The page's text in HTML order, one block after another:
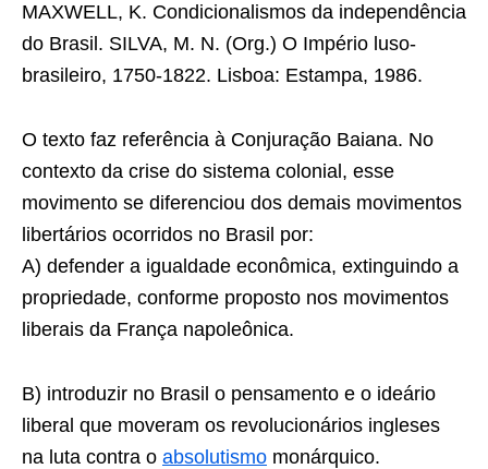
MAXWELL, K. Condicionalismos da independência
do Brasil. SILVA, M. N. (Org.) O Império luso-
brasileiro, 1750-1822. Lisboa: Estampa, 1986.
O texto faz referência à Conjuração Baiana. No
contexto da crise do sistema colonial, esse
movimento se diferenciou dos demais movimentos
libertários ocorridos no Brasil por:
A) defender a igualdade econômica, extinguindo a
propriedade, conforme proposto nos movimentos
liberais da França napoleônica.
B) introduzir no Brasil o pensamento e o ideário
liberal que moveram os revolucionários ingleses
na luta contra o absolutismo monárquico.